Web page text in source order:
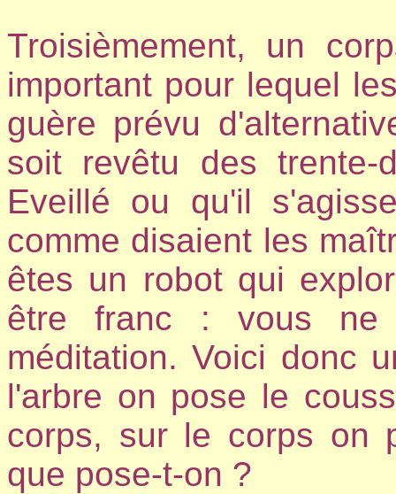
Troisièmement, un
important pour lequel
guère prévu
soit revêtu des trente-
Eveillé ou qu'il
comme disaient les
êtes un robot qui
être franc : vous ne
méditation. Voici donc
l'arbre on pose le
corps, sur le corps on
que pose-t-on ?